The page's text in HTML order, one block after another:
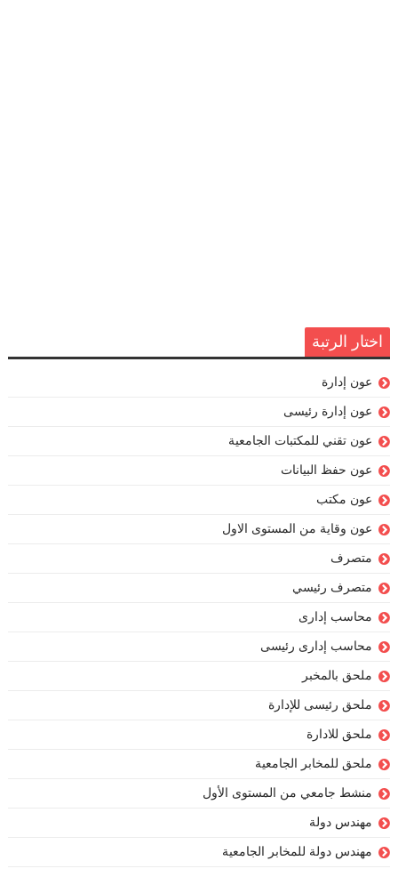
اختار الرتبة
عون إدارة
عون إدارة رئيسى
عون تقني للمكتبات الجامعية
عون حفظ البيانات
عون مكتب
عون وقاية من المستوى الاول
متصرف
متصرف رئيسي
محاسب إدارى
محاسب إدارى رئيسى
ملحق بالمخبر
ملحق رئيسى للإدارة
ملحق للادارة
ملحق للمخابر الجامعية
منشط جامعي من المستوى الأول
مهندس دولة
مهندس دولة للمخابر الجامعية